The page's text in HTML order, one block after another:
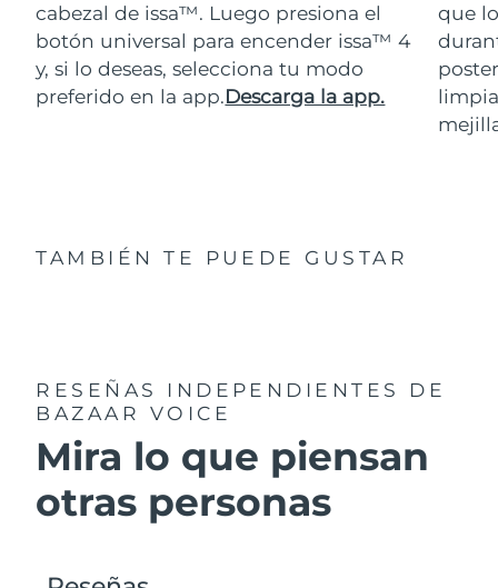
cabezal de issa™. Luego presiona el
botón universal para encender issa™ 4
y, si lo deseas, selecciona tu modo
preferido en la app.Descarga la app.
que
TAMBIÉN TE PUEDE GUSTAR
RESEÑAS INDEPENDIENTES
DE
BAZAAR VOICE
Mira lo que piensan
otras personas